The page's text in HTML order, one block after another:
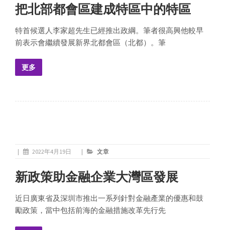
把北部都會區建成特區中的特區
特首候選人李家超先生已經推出政綱。筆者很高興他較早
前表示會繼續發展新界北都會區（北都）。筆
更多
| 2022年4月19日 | 文章
新政策助金融企業大灣區發展
近日廣東省及深圳市推出一系列針對金融產業的優惠和鼓
勵政策，當中包括前海的金融措施改革先行先